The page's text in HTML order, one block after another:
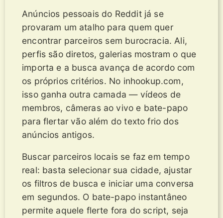
Anúncios pessoais do Reddit já se
provaram um atalho para quem quer
encontrar parceiros sem burocracia. Ali,
perfis são diretos, galerias mostram o que
importa e a busca avança de acordo com
os próprios critérios. No inhookup.com,
isso ganha outra camada — vídeos de
membros, câmeras ao vivo e bate-papo
para flertar vão além do texto frio dos
anúncios antigos.
Buscar parceiros locais se faz em tempo
real: basta selecionar sua cidade, ajustar
os filtros de busca e iniciar uma conversa
em segundos. O bate-papo instantâneo
permite aquele flerte fora do script, seja